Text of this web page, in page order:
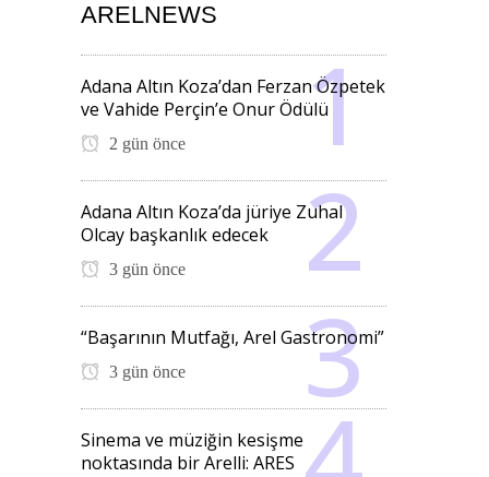
ARELNEWS
Adana Altın Koza’dan Ferzan Özpetek
ve Vahide Perçin’e Onur Ödülü
2 gün önce
Adana Altın Koza’da jüriye Zuhal
Olcay başkanlık edecek
3 gün önce
“Başarının Mutfağı, Arel Gastronomi”
3 gün önce
Sinema ve müziğin kesişme
noktasında bir Arelli: ARES